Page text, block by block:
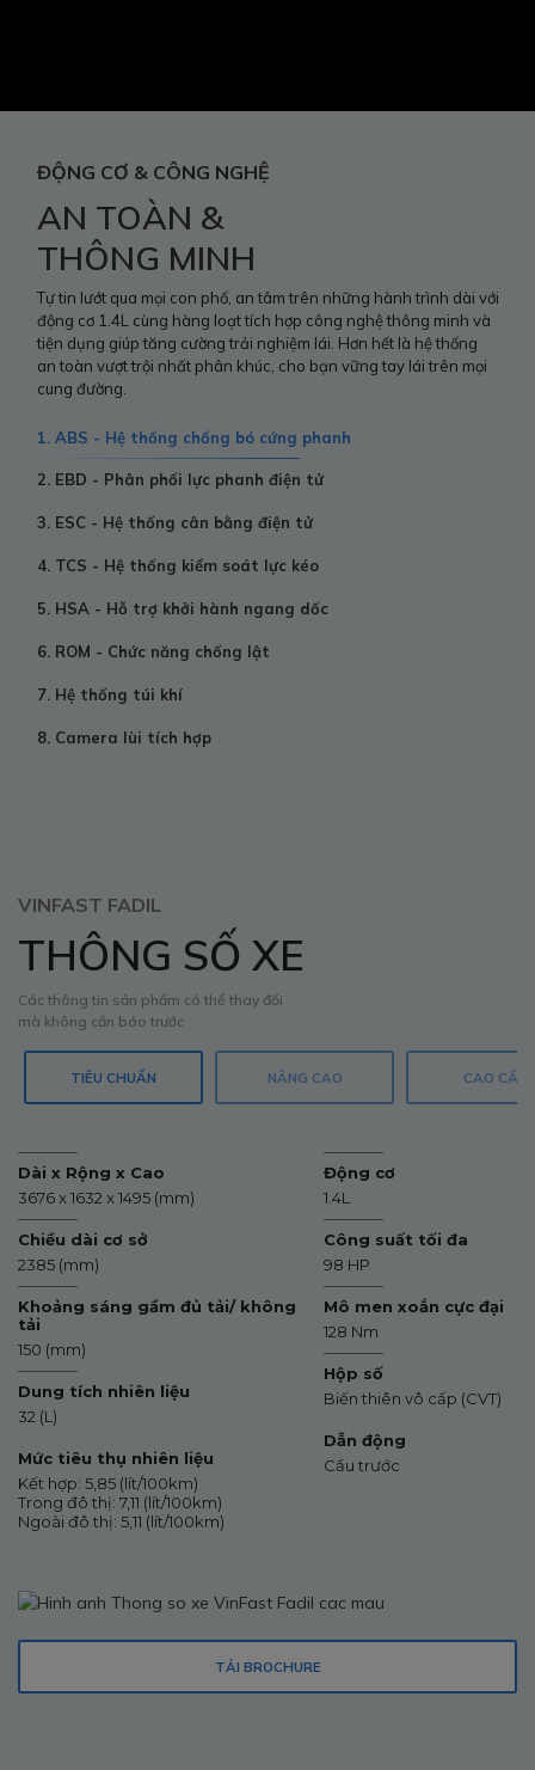
ĐỘNG CƠ & CÔNG NGHỆ
AN TOÀN &
THÔNG MINH
Tự tin lướt qua mọi con phố, an tâm trên những hành trình dài với
động cơ 1.4L cùng hàng loạt tích hợp công nghệ thông minh và
tiện dụng giúp tăng cường trải nghiệm lái. Hơn hết là hệ thống
an toàn vượt trội nhất phân khúc, cho bạn vững tay lái trên mọi
cung đường.
1. ABS - Hệ thống chống bó cứng phanh
2. EBD - Phân phối lực phanh điện tử
3. ESC - Hệ thống cân bằng điện tử
4. TCS - Hệ thống kiểm soát lực kéo
5. HSA - Hỗ trợ khởi hành ngang dốc
6. ROM - Chức năng chống lật
7. Hệ thống túi khí
8. Camera lùi tích hợp
VINFAST FADIL
THÔNG SỐ XE
Các thông tin sản phẩm có thể thay đổi
mà không cần báo trước
TIÊU CHUẨN NÂNG CAO CAO CẤP
Dài x Rộng x Cao
3676 x 1632 x 1495 (mm)
Chiều dài cơ sở
2385 (mm)
Khoảng sáng gầm đủ tải/ không
tải
150 (mm)
Dung tích nhiên liệu
32 (L)
Mức tiêu thụ nhiên liệu
Kết hợp: 5,85 (lít/100km)
Trong đô thị: 7,11 (lít/100km)
Ngoài đô thị: 5,11 (lít/100km)
Động cơ
1.4L
Công suất tối đa
98 HP
Mô men xoắn cực đại
128 Nm
Hộp số
Biến thiên vô cấp (CVT)
Dẫn động
Cầu trước
TẢI BROCHURE